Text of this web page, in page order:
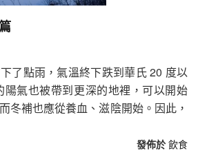
了點雨，氣溫終下跌到華氏 20 度以
氣也被帶到更深的地裡，可以開始
冬補也應從養血、滋陰開始。因此，
發佈於 飲食